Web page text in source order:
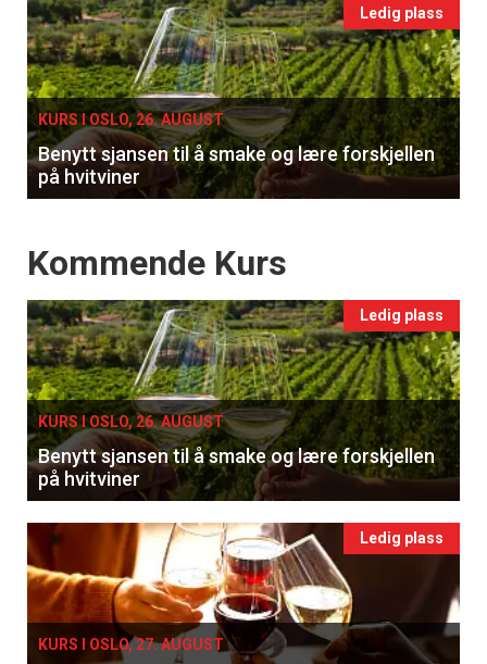
Events
single
Ledig plass
KURS I OSLO, 26. AUGUST
Benytt sjansen til å smake og lære forskjellen
på hvitviner
Events
Kommende Kurs
Ledig plass
KURS I OSLO, 26. AUGUST
Benytt sjansen til å smake og lære forskjellen
på hvitviner
Ledig plass
KURS I OSLO, 27. AUGUST